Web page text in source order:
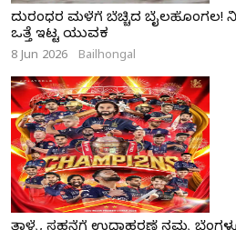
ದುರಂಧರ ಮಳೆಗೆ ಬೆಚ್ಚಿದ ಬೈಲಹೊಂಗಲ!
ಒತ್ತೆ ಇಟ್ಟ ಯುವಕ
8 Jun 2026 Bailhongal